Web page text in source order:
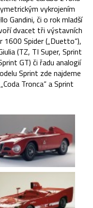
vykrojením
Gandini, či o rok mladší
dvacet tři výstavních
Spider („Duetto“),
(TZ, TI Super, Sprint
GT) či řadu analogií
Sprint zde najdeme
Tronca“ a Sprint